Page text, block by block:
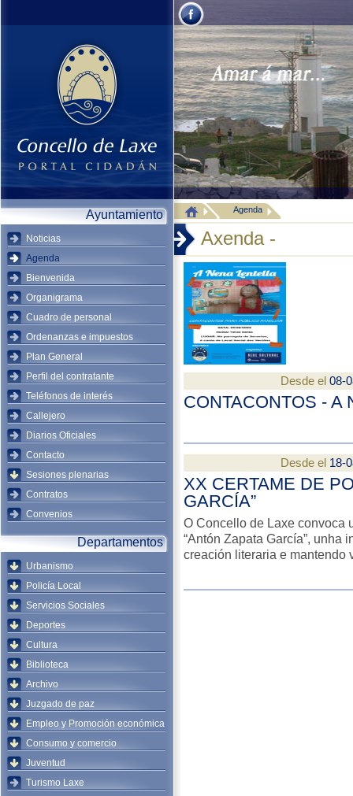
Ayuntamiento
Noticias
Agenda
Bienvenida
Organigrama
Cuadro de personal
Ordenanzas e impuestos
Plan General
Perfil del contratante
Teléfonos de interés
Callejero
Diarios Oficiales
Contacto
Sesiones plenarias
Contratos
Convenios
Departamentos
Urbanismo
Policía Local
Servicios Sociales
Deportes
Cultura
Biblioteca
Archivo
Juzgado de paz
Empleo y Promoción económica
Consumo y comercio
Juventud
Turismo Laxe
Agenda
Axenda -
Desde el 08-
CONTACONTOS - A
Desde el 18-
XX CERTAME DE
GARCÍA”
O Concello de Laxe convoca
“Antón Zapata García”, unha
creación literaria e mantendo